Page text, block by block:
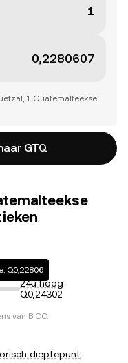
1 Guatemalteekse
GTQ
Q0,22806
24u hoog
Q0,24302
van BICO.
dieptepunt